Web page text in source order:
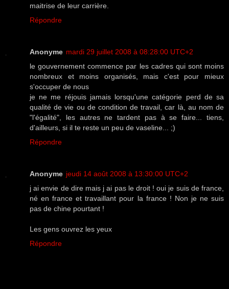
maitrise de leur carrière.
Répondre
Anonyme mardi 29 juillet 2008 à 08:28:00 UTC+2
le gouvernement commence par les cadres qui sont moins
nombreux et moins organisés, mais c'est pour mieux
s'occuper de nous
je ne me réjouis jamais lorsqu'une catégorie perd de sa
qualité de vie ou de condition de travail, car là, au nom de
"l'égalité", les autres ne tardent pas à se faire... tiens,
d'ailleurs, si il te reste un peu de vaseline... ;)
Répondre
Anonyme jeudi 14 août 2008 à 13:30:00 UTC+2
j ai envie de dire mais j ai pas le droit ! oui je suis de france,
né en france et travaillant pour la france ! Non je ne suis
pas de chine pourtant !
Les gens ouvrez les yeux
Répondre